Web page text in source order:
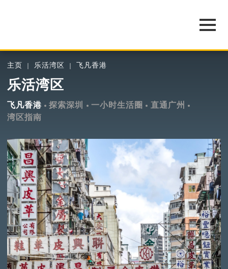
主页 乐活湾区 飞凡香港
乐活湾区
飞凡香港 探索深圳 一小时生活圈
直通广州
湾区指南